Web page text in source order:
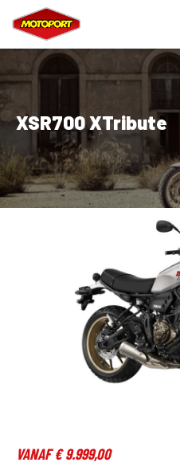
XSR700 XTribute
VANAF € 9.999,00